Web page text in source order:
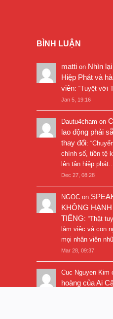
BÌNH LUẬN
matti on Nhìn
Hiệp Phát và
viên: “Tuyệt vời
Jan 5, 19:16
Dautu4cham on
lao động phải
thay đổi: “
chính số, tiền tệ
lên tân hiệp phát…
Dec 27, 08:28
NGỌC on
KHÔNG
TIẾNG: “Thật
làm việc và con
mọi nhân viên
Mar 28, 09:37
Cuc Nguyen Kim
hoàng của Ai